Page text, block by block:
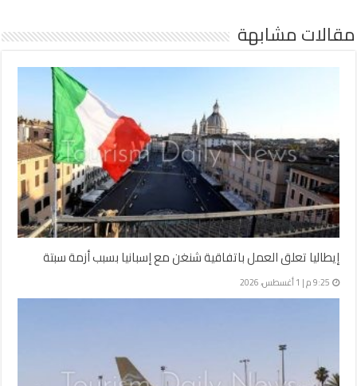
مقالات مشابهة
إيطاليا تعلق العمل باتفاقية شنغن مع إسبانيا بسبب أزمة سبتة
9:25 م | 1 أغسطس، 2026